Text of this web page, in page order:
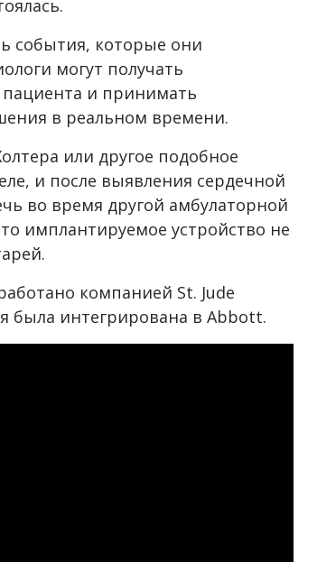
события, которые они
могут получать
и принимать
в реальном времени.
или другое подобное
и после выявления сердечной
во время другой амбулаторной
имплантируемое устройство не
компанией St. Jude
была интегрирована в Abbott.